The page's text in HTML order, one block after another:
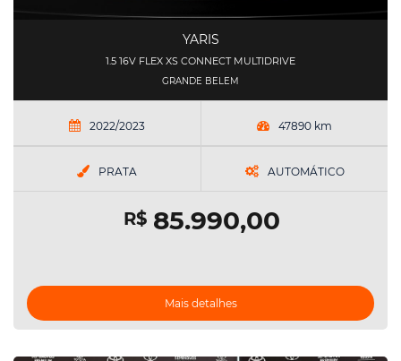
YARIS
1.5 16V FLEX XS CONNECT MULTIDRIVE
GRANDE BELEM
2022/2023 47890 km
PRATA AUTOMÁTICO
R$85.990,00
Mais detalhes